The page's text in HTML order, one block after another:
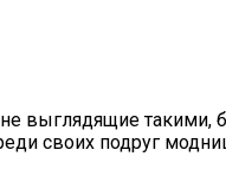
выглядящие такими,
своих подруг